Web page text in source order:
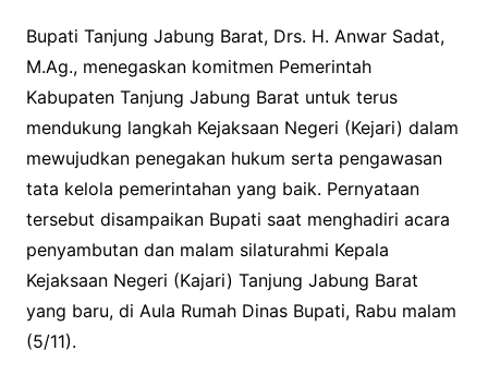
Bupati Tanjung Jabung Barat, Drs. H. Anwar Sadat,
M.Ag., menegaskan komitmen Pemerintah
Kabupaten Tanjung Jabung Barat untuk terus
mendukung langkah Kejaksaan Negeri (Kejari) dalam
mewujudkan penegakan hukum serta pengawasan
tata kelola pemerintahan yang baik. Pernyataan
tersebut disampaikan Bupati saat menghadiri acara
penyambutan dan malam silaturahmi Kepala
Kejaksaan Negeri (Kajari) Tanjung Jabung Barat
yang baru, di Aula Rumah Dinas Bupati, Rabu malam
(5/11).